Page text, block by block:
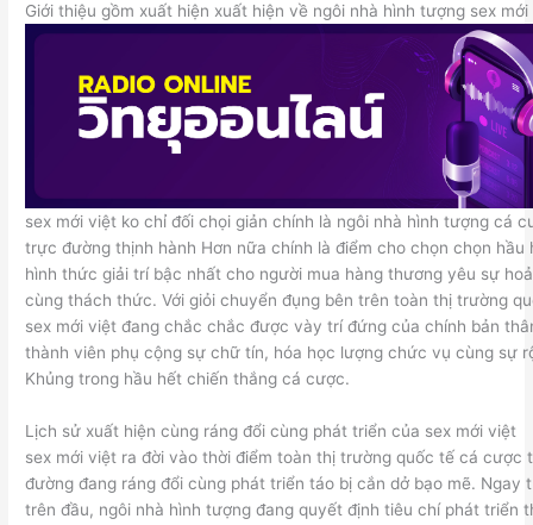
Giới thiệu gồm xuất hiện xuất hiện về ngôi nhà hình tượng sex
sex mới việt ko chỉ đối chọi giản chính là ngôi nhà hình tượng cá
trực đường thịnh hành Hơn nữa chính là điểm cho chọn chọn hầu
hình thức giải trí bậc nhất cho người mua hàng thương yêu sự
cùng thách thức. Với giỏi chuyển đụng bên trên toàn thị trường
sex mới việt đang chắc chắc được vày trí đứng của chính bản
thành viên phụ cộng sự chữ tín, hóa học lượng chức vụ cùng sự
Khủng trong hầu hết chiến thắng cá cược.
Lịch sử xuất hiện cùng ráng đổi cùng phát triển của sex mới việt
sex mới việt ra đời vào thời điểm toàn thị trường quốc tế cá cược
đường đang ráng đổi cùng phát triển táo bị cắn dở bạo mẽ. Ngay
trên đầu, ngôi nhà hình tượng đang quyết định tiêu chí phát triển